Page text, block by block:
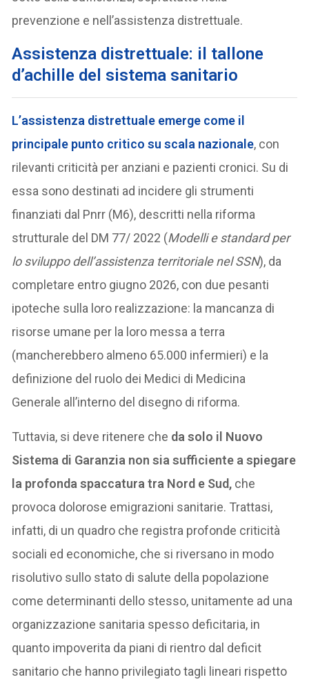
prevenzione e nell’assistenza distrettuale.
Assistenza distrettuale: il tallone
d’achille del sistema sanitario
L’assistenza distrettuale emerge come il
principale punto critico su scala nazionale, con
rilevanti criticità per anziani e pazienti cronici. Su di
essa sono destinati ad incidere gli strumenti
finanziati dal Pnrr (M6), descritti nella riforma
strutturale del DM 77/ 2022 (Modelli e standard per
lo sviluppo dell’assistenza territoriale nel SSN), da
completare entro giugno 2026, con due pesanti
ipoteche sulla loro realizzazione: la mancanza di
risorse umane per la loro messa a terra
(mancherebbero almeno 65.000 infermieri) e la
definizione del ruolo dei Medici di Medicina
Generale all’interno del disegno di riforma.
Tuttavia, si deve ritenere che da solo il Nuovo
Sistema di Garanzia non sia sufficiente a spiegare
la profonda spaccatura tra Nord e Sud, che
provoca dolorose emigrazioni sanitarie. Trattasi,
infatti, di un quadro che registra profonde criticità
sociali ed economiche, che si riversano in modo
risolutivo sullo stato di salute della popolazione
come determinanti dello stesso, unitamente ad una
organizzazione sanitaria spesso deficitaria, in
quanto impoverita da piani di rientro dal deficit
sanitario che hanno privilegiato tagli lineari rispetto